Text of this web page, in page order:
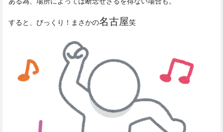
すると、びっくり！まさかの名古屋笑